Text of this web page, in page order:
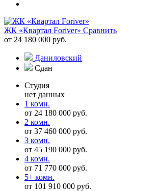
ЖК «Квартал Foriver» Сравнить
от 24 180 000 руб.
Даниловский
Сдан
Студия
нет данных
1 комн.
от 24 180 000 руб.
2 комн.
от 37 460 000 руб.
3 комн.
от 45 190 000 руб.
4 комн.
от 71 770 000 руб.
5+ комн.
от 101 910 000 руб.